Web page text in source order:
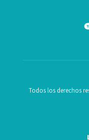
Todos los derechos